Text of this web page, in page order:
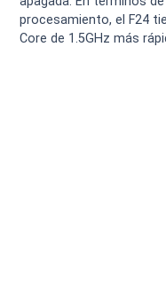
procesamiento, el F24
Core de 1.5GHz más